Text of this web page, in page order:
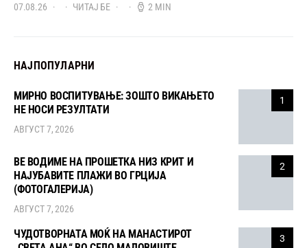
07.08.26 ЧИТАЈ БЕ 2 MIN
НАЈПОПУЛАРНИ
1
МИРНО ВОСПИТУВАЊЕ: ЗОШТО ВИКАЊЕТО
НЕ НОСИ РЕЗУЛТАТИ
АВГУСТ 7, 2026
2
ВЕ ВОДИМЕ НА ПРОШЕТКА НИЗ КРИТ И
НАЈУБАВИТЕ ПЛАЖИ ВО ГРЦИЈА
(ФОТОГАЛЕРИЈА)
АВГУСТ 7, 2026
3
ЧУДОТВОРНАТА МОЌ НА МАНАСТИРОТ